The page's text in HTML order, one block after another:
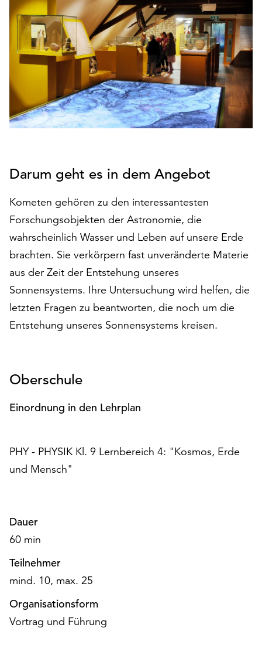
den
Betrieb
der
Seite
notwendig
sind
(funktionale
Cookies),
sowie
solche,
zu
anonymen
Statistikzwecken
genutzt
werden.
Klicken
Sie
auf
„Alle
akzeptieren“,
um
alle
Sie
Ihr
ändern
und
widerrufen.
Ihnen
Ende
der
Seite
die
Schaltfläche
„Cookie-
Einstellungen“
Darum geht es in dem Angebot
Kometen gehören zu den interessantesten
Forschungsobjekten der Astronomie, die
wahrscheinlich Wasser und Leben auf unsere Erde
brachten. Sie verkörpern fast unveränderte Materie
aus der Zeit der Entstehung unseres
Sonnensystems. Ihre Untersuchung wird helfen, die
letzten Fragen zu beantworten, die noch um die
Entstehung unseres Sonnensystems kreisen.
Oberschule
Einordnung in den Lehrplan
PHY - PHYSIK Kl. 9 Lernbereich 4: "Kosmos, Erde
und Mensch"
Dauer
60 min
Teilnehmer
mind. 10, max. 25
Organisationsform
Vortrag und Führung